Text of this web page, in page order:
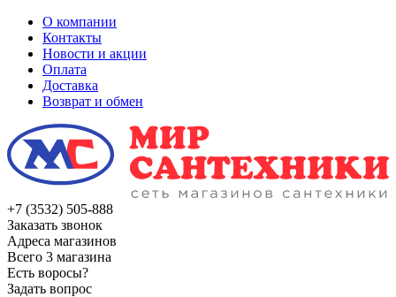
О компании
Контакты
Новости и акции
Оплата
Доставка
Возврат и обмен
+7 (3532) 505-888
Заказать звонок
Адреса магазинов
Всего 3 магазина
Есть воросы?
Задать вопрос